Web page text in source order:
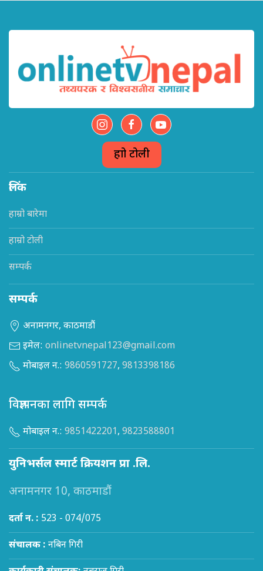
हाम्रो टोली
लिंक
हाम्रो बारेमा
हाम्रो टोली
सम्पर्क
सम्पर्क
अनामनगर, काठमाडौं
इमेल: onlinetvnepal123@gmail.com
मोबाइल न.: 9860591727, 9813398186
विज्ञापनका लागि सम्पर्क
मोबाइल न.: 9851422201, 9823588801
युनिभर्सल स्मार्ट क्रियशन प्रा .लि.
अनामनगर 10, काठमाडौं
दर्ता न. : 523 - 074/075
संचालक : नबिन गिरी